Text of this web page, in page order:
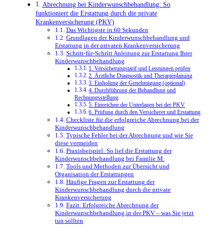
Abrechnung bei Kinderwunschbehandlung: So
funktioniert die Erstattung durch die private
Krankenversicherung (PKV)
Das Wichtigste in 60 Sekunden
Grundlagen der Kinderwunschbehandlung und
Erstattung in der privaten Krankenversicherung
Schritt-für-Schritt Anleitung zur Erstattung Ihrer
Kinderwunschbehandlung
1. Versicherungstarif und Leistungen prüfen
2. Ärztliche Diagnostik und Therapieplanung
3. Einholung der Genehmigung (optional)
4. Durchführung der Behandlung und
Rechnungsstellung
5. Einreichen der Unterlagen bei der PKV
6. Prüfung durch den Versicherer und Erstattung
Checkliste für die erfolgreiche Abrechnung bei der
Kinderwunschbehandlung
Typische Fehler bei der Abrechnung und wie Sie
diese vermeiden
Praxisbeispiel: So lief die Erstattung der
Kinderwunschbehandlung bei Familie M.
Tools und Methoden zur Übersicht und
Organisation der Erstattungen
Häufige Fragen zur Erstattung der
Kinderwunschbehandlung durch die private
Krankenversicherung
Fazit: Erfolgreiche Abrechnung der
Kinderwunschbehandlung in der PKV – was Sie jetzt
tun sollten